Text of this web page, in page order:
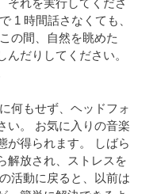
それを実行してくださ
1 時間話さなくても、
の間、自然を眺めた
んだりしてください。
何もせず、ヘッドフォ
い。 お気に入りの音楽
が得られます。 しばら
解放され、ストレスを
活動に戻ると、以前は